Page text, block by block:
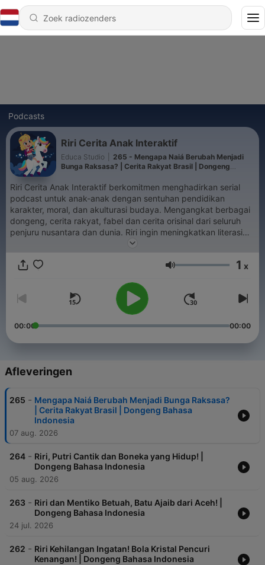
Podcasts
Riri Cerita Anak Interaktif
Educa Studio
265 - Mengapa Naiá Berubah Menjadi
Bunga Raksasa? | Cerita Rakyat Brasil | Dongeng
Riri Cerita Anak Interaktif berkomitmen menghadirkan serial
podcast untuk anak-anak dengan sentuhan pendidikan
karakter, moral, dan akulturasi budaya. Mengangkat berbagai
dongeng, cerita rakyat, fabel dan cerita orisinal dari seluruh
penjuru nusantara dan dunia. Riri ingin meningkatkan literasi
dengan cara yang modern dan juga tetap menyajikan hiburan
jamannya. Riri - Educa Studio : Menggabungkan edukasi dan
Sisfomedia Indonesia Jl. Gilingrejo No. 10 Gendongan, Kota
Salatiga, Jawa Tengah
Volume 1 x
00:00 00:00
Afleveringen
265 - Mengapa Naiá Berubah Menjadi Bunga Raksasa?
| Cerita Rakyat Brasil | Dongeng Bahasa
Indonesia
07 aug. 2026
264 - Riri, Putri Cantik dan Boneka yang Hidup! |
Dongeng Bahasa Indonesia
05 aug. 2026
263 - Riri dan Mentiko Betuah, Batu Ajaib dari Aceh! |
Dongeng Bahasa Indonesia
24 jul. 2026
262 - Riri Kehilangan Ingatan! Bola Kristal Pencuri
Kenangan! | Dongeng Bahasa Indonesia